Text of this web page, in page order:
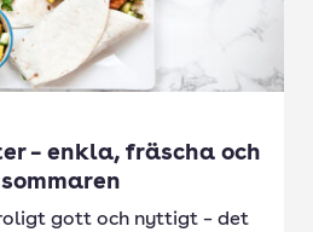
– enkla, fräscha och
gott och nyttigt – det